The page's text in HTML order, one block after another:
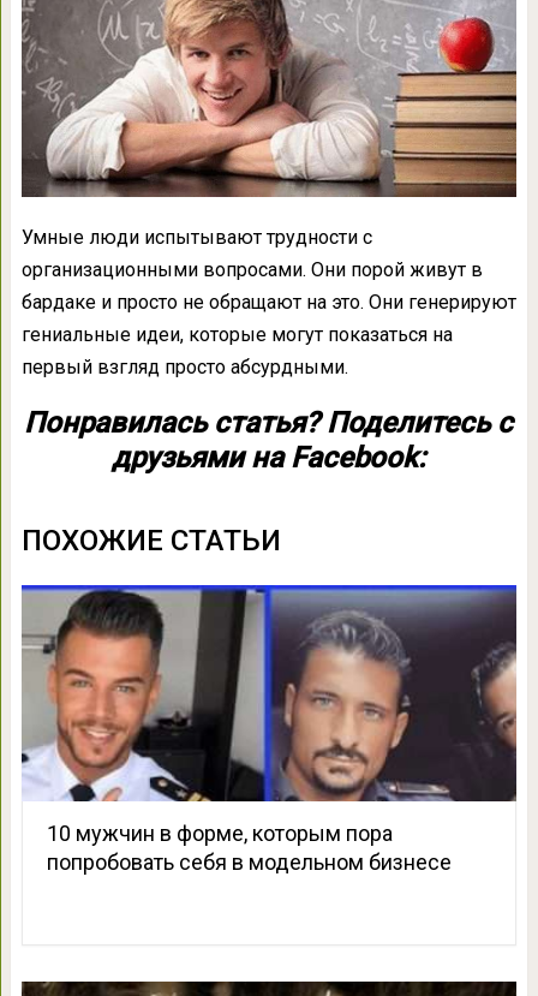
Умные люди испытывают трудности с
организационными вопросами. Они порой живут в
бардаке и просто не обращают на это. Они генерируют
гениальные идеи, которые могут показаться на
первый взгляд просто абсурдными.
Понравилась статья? Поделитесь с
друзьями на Facebook:
ПОХОЖИЕ СТАТЬИ
10 мужчин в форме, которым пора
попробовать себя в модельном бизнесе